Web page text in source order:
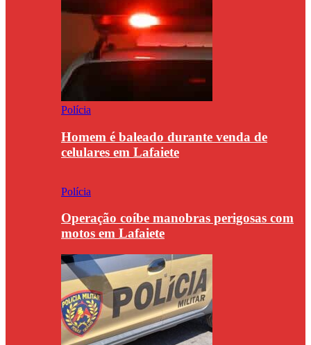
Polícia
Homem é baleado durante venda de
celulares em Lafaiete
Polícia
Operação coíbe manobras perigosas com
motos em Lafaiete